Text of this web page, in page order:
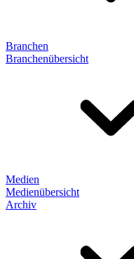
Branchen
Branchenübersicht
Medien
Medienübersicht
Archiv